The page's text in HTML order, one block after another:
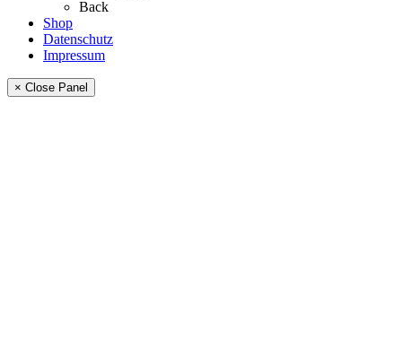
Back
Shop
Datenschutz
Impressum
× Close Panel